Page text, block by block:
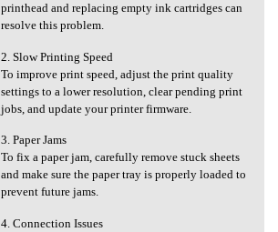
printhead and replacing empty ink cartridges can
resolve this problem.
2. Slow Printing Speed
To improve print speed, adjust the print quality
settings to a lower resolution, clear pending print
jobs, and update your printer firmware.
3. Paper Jams
To fix a paper jam, carefully remove stuck sheets
and make sure the paper tray is properly loaded to
prevent future jams.
4. Connection Issues